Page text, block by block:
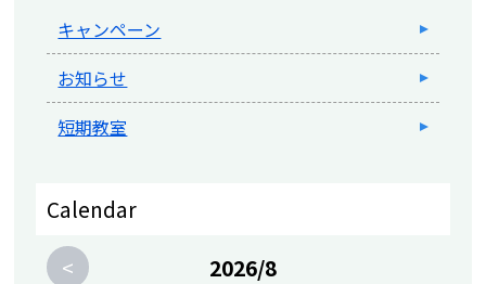
2026-04-30 17:44
IROHA CUPチャレンジ記録会のお知らせ
2026-04-30 17:44
IROHA祭のお知らせ
4月5週目休館日のお知らせ
2026-04-25 11:26
IROHAの月・日のお知らせ
キャンペーン
お知らせ
短期教室
Calendar
<
2026/8